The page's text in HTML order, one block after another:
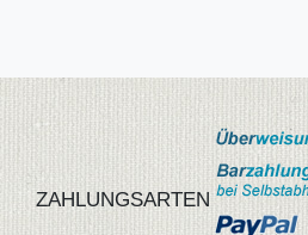
ZAHLUNGSARTEN